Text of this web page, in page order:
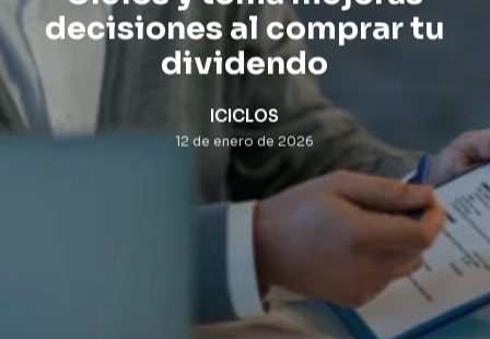
decisiones al comprar tu
dividendo
ICICLOS
12 de enero de 2026